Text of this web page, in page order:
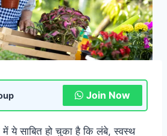
Join Now
में ये साबित हो चुका है कि लंबे, स्वस्थ